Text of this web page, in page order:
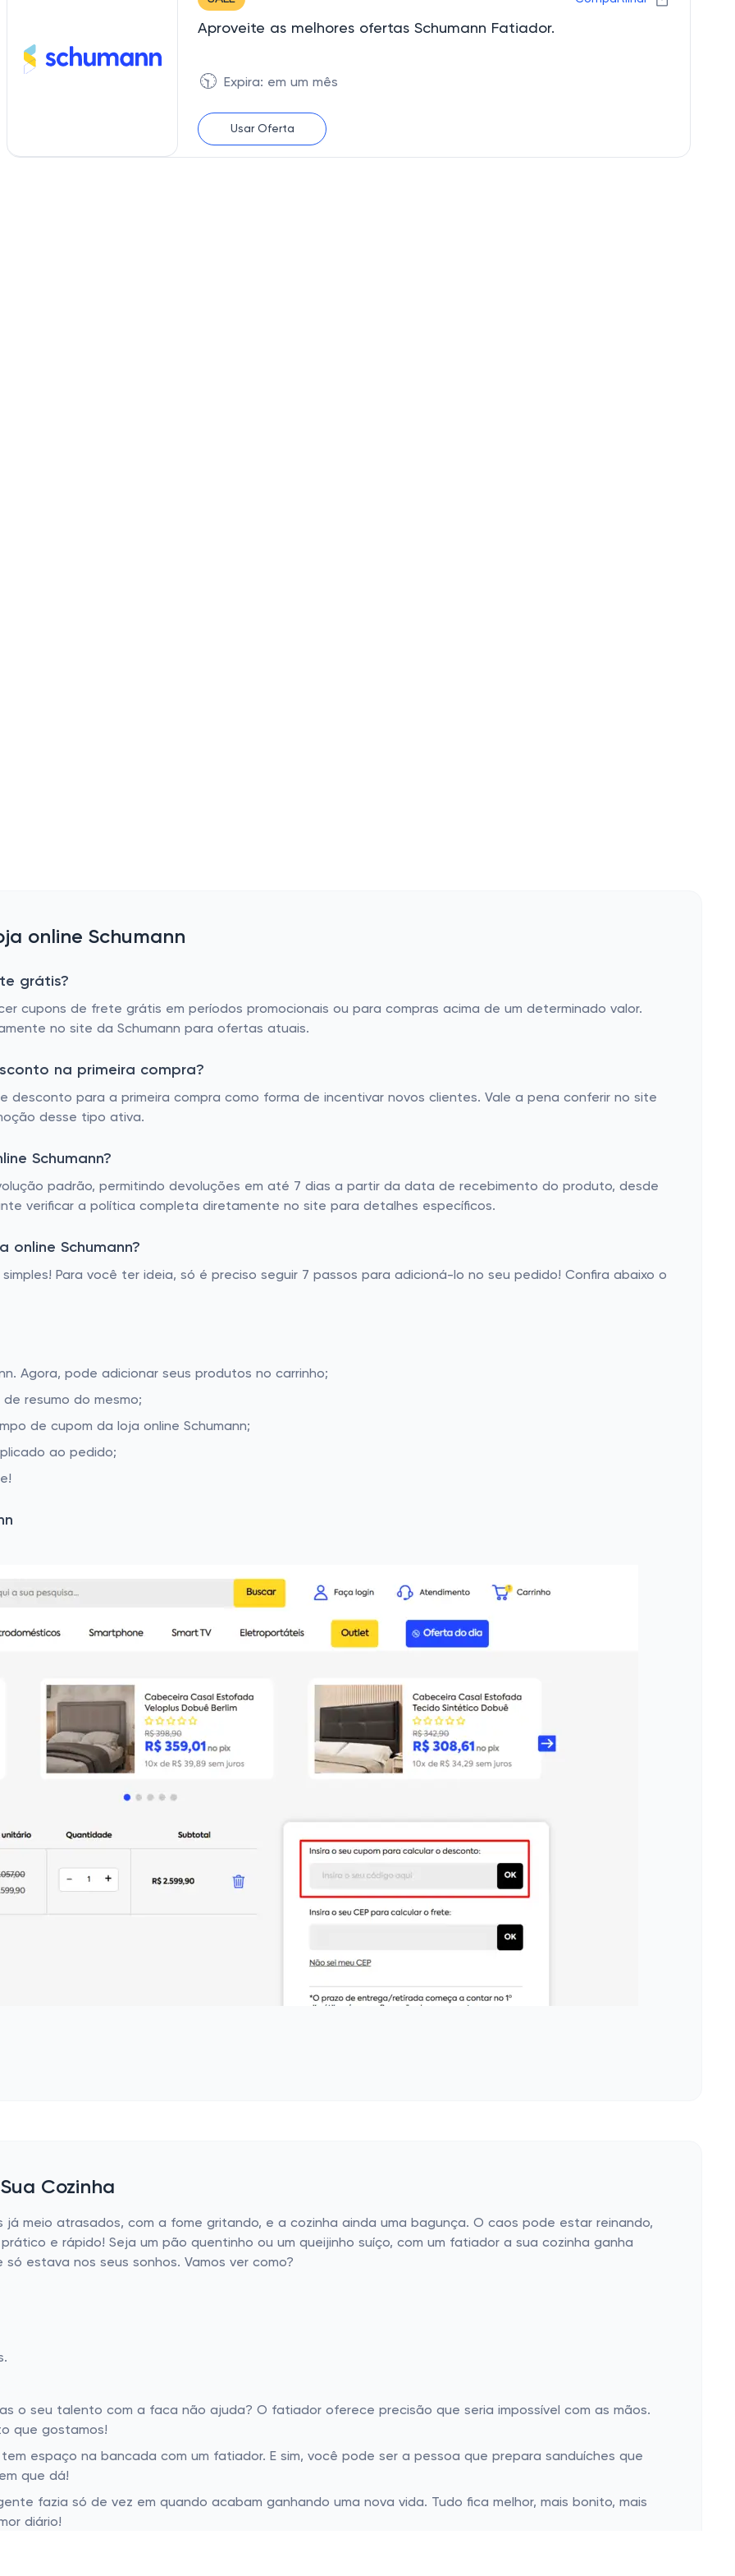
Aproveite as melhores ofertas Schumann Fatiador.
🕥 Expira: em um mês
Usar Oferta
online Schumann
grátis?
cupons de frete grátis em períodos promocionais ou para compras acima de um determinado valor.
no site da Schumann para ofertas atuais.
na primeira compra?
desconto para a primeira compra como forma de incentivar novos clientes. Vale a pena conferir no site
desse tipo ativa.
Schumann?
padrão, permitindo devoluções em até 7 dias a partir da data de recebimento do produto, desde
verificar a política completa diretamente no site para detalhes específicos.
online Schumann?
Para você ter ideia, só é preciso seguir 7 passos para adicioná-lo no seu pedido! Confira abaixo o
Agora, pode adicionar seus produtos no carrinho;
resumo do mesmo;
de cupom da loja online Schumann;
ao pedido;
Cozinha
já meio atrasados, com a fome gritando, e a cozinha ainda uma bagunça. O caos pode estar reinando,
e rápido! Seja um pão quentinho ou um queijinho suíço, com um fatiador a sua cozinha ganha
estava nos seus sonhos. Vamos ver como?
o seu talento com a faca não ajuda? O fatiador oferece precisão que seria impossível com as mãos.
que gostamos!
espaço na bancada com um fatiador. E sim, você pode ser a pessoa que prepara sanduíches que
que dá!
fazia só de vez em quando acabam ganhando uma nova vida. Tudo fica melhor, mais bonito, mais
diário!